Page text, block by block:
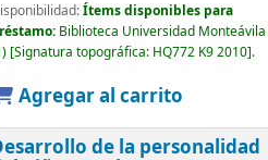
Ítems disponibles para
Biblioteca Universidad Monteávila
Signatura topográfica: HQ772 K9 2010 .
Agregar al carrito
de la personalidad